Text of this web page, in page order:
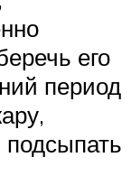
его
период